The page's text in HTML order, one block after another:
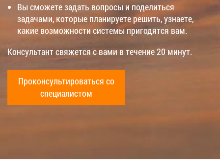
Вы сможете задать вопросы и поделиться
задачами, которые планируете решить, узнаете,
какие возможности системы пригодятся вам.
Консультант свяжется с вами в течение 20 минут.
Проконсультироваться со
специалистом